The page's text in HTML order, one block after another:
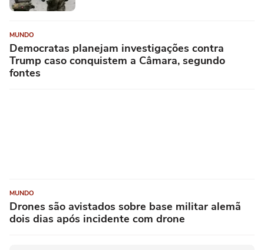
MUNDO
Democratas planejam investigações contra
Trump caso conquistem a Câmara, segundo
fontes
MUNDO
Drones são avistados sobre base militar alemã
dois dias após incidente com drone